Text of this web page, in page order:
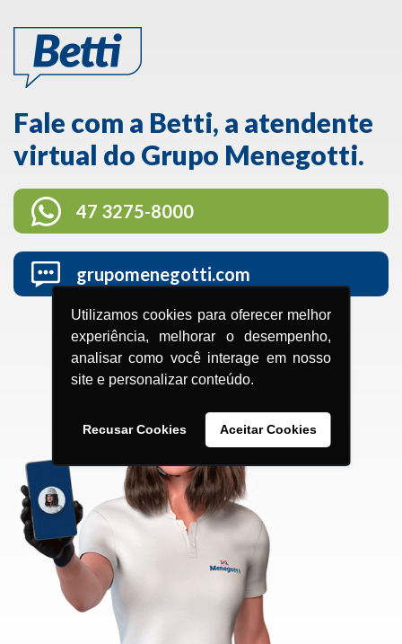
Utilizamos cookies para oferecer melhor
experiência, melhorar o desempenho,
analisar como você interage em nosso
site e personalizar conteúdo.
Recusar Cookies Aceitar Cookies
Fale com a Betti, a atendente
virtual do Grupo Menegotti.
47 3275-8000
grupomenegotti.com